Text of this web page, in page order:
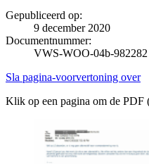
Gepubliceerd op:
9 december 2020
Documentnummer:
VWS-WOO-04b-982282
Sla pagina-voorvertoning over
Klik op een pagina om de PDF